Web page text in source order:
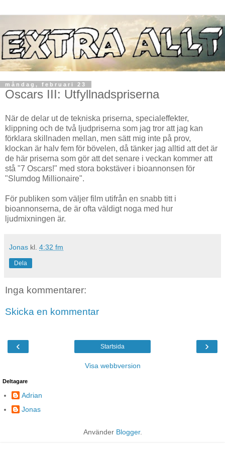
måndag, februari 23
Oscars III: Utfyllnadspriserna
När de delar ut de tekniska priserna, specialeffekter,
klippning och de två ljudpriserna som jag tror att jag kan
förklara skillnaden mellan, men sätt mig inte på prov,
klockan är halv fem för bövelen, då tänker jag alltid att det är
de här priserna som gör att det senare i veckan kommer att
stå "7 Oscars!" med stora bokstäver i bioannonsen för
"Slumdog Millionaire".
För publiken som väljer film utifrån en snabb titt i
bioannonserna, de är ofta väldigt noga med hur
ljudmixningen är.
Jonas kl. 4:32 fm
Dela
Inga kommentarer:
Skicka en kommentar
‹ ›
Startsida
Visa webbversion
Deltagare
Adrian
Jonas
Använder Blogger.